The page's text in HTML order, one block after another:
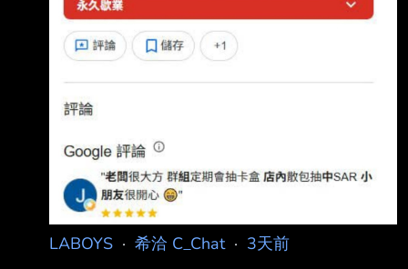
LABOYS · 希洽 C_Chat· 3天前